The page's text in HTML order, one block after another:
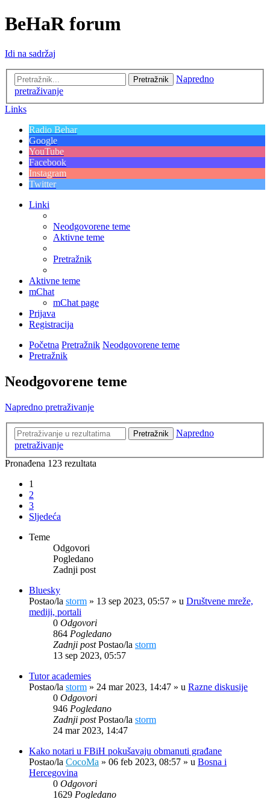
BeHaR forum
Idi na sadržaj
Pretražnik
Napredno
pretraživanje
Links
Radio Behar
Google
YouTube
Facebook
Instagram
Twitter
Linki
Neodgovorene teme
Aktivne teme
Pretražnik
Aktivne teme
mChat
mChat page
Prijava
Registracija
Početna Pretražnik Neodgovorene teme
Pretražnik
Neodgovorene teme
Napredno pretraživanje
Pretražnik
Napredno
pretraživanje
Pronađena 123 rezultata
1
2
3
Sljedeća
Teme
Odgovori
Pogledano
Zadnji post
Bluesky
Postao/la storm » 13 sep 2023, 05:57 » u Društvene mreže,
mediji, portali
0 Odgovori
864 Pogledano
Zadnji postPostao/la storm
13 sep 2023, 05:57
Tutor academies
Postao/la storm » 24 mar 2023, 14:47 » u Razne diskusije
0 Odgovori
946 Pogledano
Zadnji postPostao/la storm
24 mar 2023, 14:47
Kako notari u FBiH pokušavaju obmanuti građane
Postao/la CocoMa » 06 feb 2023, 08:57 » u Bosna i
Hercegovina
0 Odgovori
1629 Pogledano